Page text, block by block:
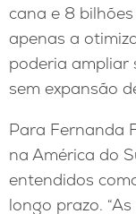
cana e 8
apenas a
poderia ampliar
sem expansão
Para Fernanda
na América do
entendidos
longo prazo.